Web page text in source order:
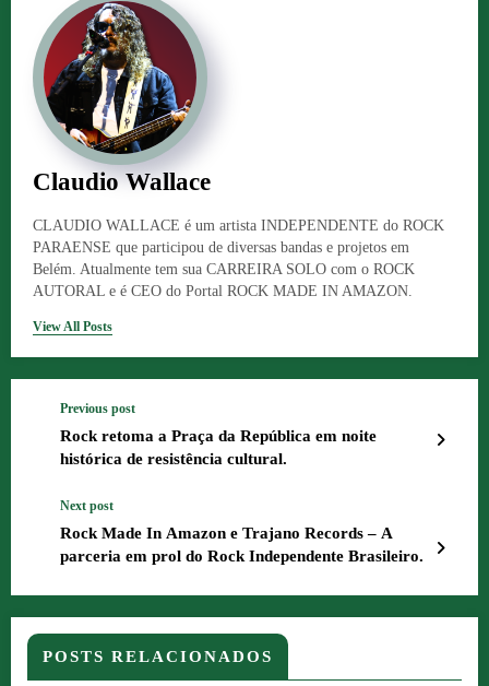
Claudio Wallace
CLAUDIO WALLACE é um artista INDEPENDENTE do ROCK
PARAENSE que participou de diversas bandas e projetos em
Belém. Atualmente tem sua CARREIRA SOLO com o ROCK
AUTORAL e é CEO do Portal ROCK MADE IN AMAZON.
View All Posts
Previous post
Rock retoma a Praça da República em noite
histórica de resistência cultural.
Next post
Rock Made In Amazon e Trajano Records – A
parceria em prol do Rock Independente Brasileiro.
POSTS RELACIONADOS